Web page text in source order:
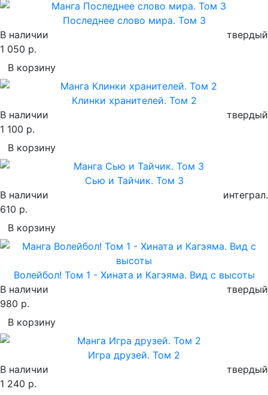
Последнее слово мира. Том 3
В наличии
твердый
1 050 р.
В корзину
Клинки хранителей. Том 2
В наличии
твердый
1 100 р.
В корзину
Сью и Тайчик. Том 3
В наличии
интеграл.
610 р.
В корзину
Волейбол! Том 1 - Хината и Кагэяма. Вид с высоты
В наличии
твердый
980 р.
В корзину
Игра друзей. Том 2
В наличии
твердый
1 240 р.